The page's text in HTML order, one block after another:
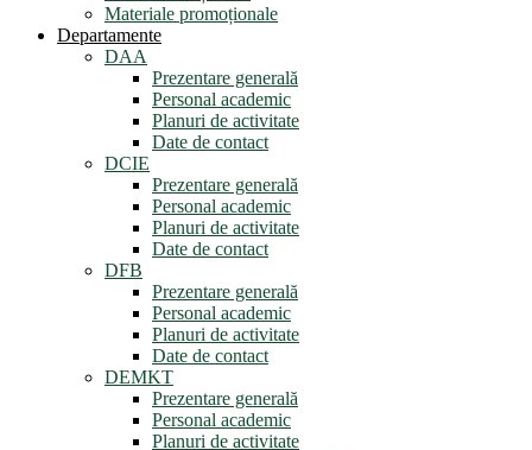
Materiale promoționale
Departamente
DAA
Prezentare generală
Personal academic
Planuri de activitate
Date de contact
DCIE
Prezentare generală
Personal academic
Planuri de activitate
Date de contact
DFB
Prezentare generală
Personal academic
Planuri de activitate
Date de contact
DEMKT
Prezentare generală
Personal academic
Planuri de activitate